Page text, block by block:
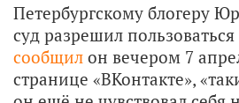
Петербургскому блогеру
суд разрешил
сообщил он вечером 7
странице «ВКонтакте»,